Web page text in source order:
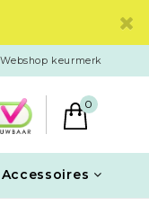
Webshop keurmerk
0
Accessoires